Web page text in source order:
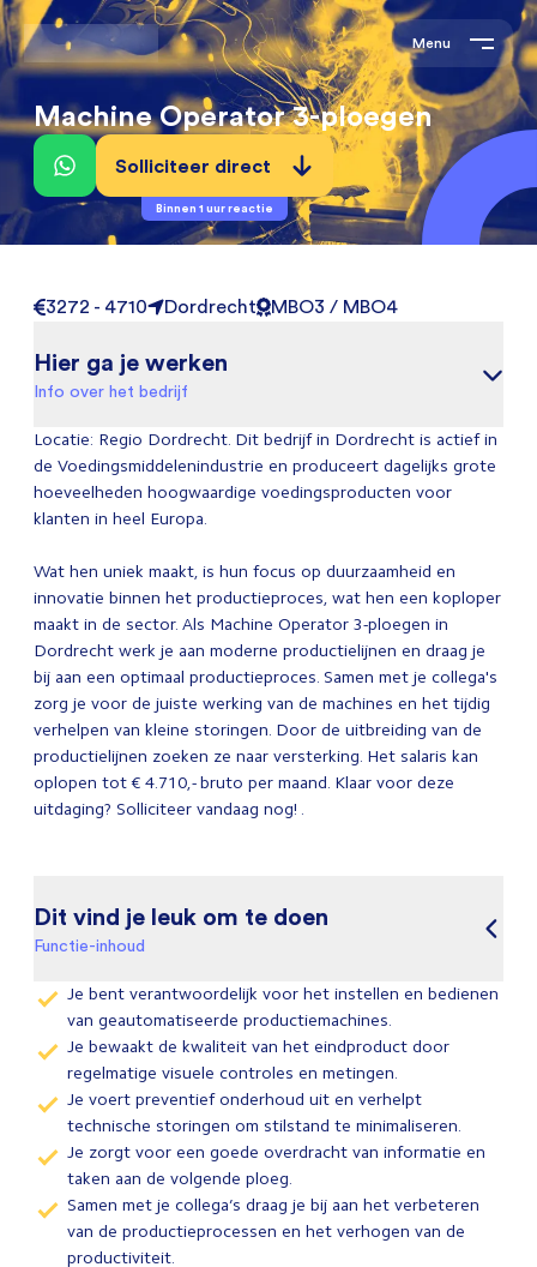
Menu
Machine Operator 3-ploegen
Solliciteer direct
Binnen 1 uur reactie
3272 - 4710 Dordrecht MBO3 / MBO4
Hier ga je werken
Info over het bedrijf
Locatie: Regio Dordrecht. Dit bedrijf in Dordrecht is actief in
de Voedingsmiddelenindustrie en produceert dagelijks grote
hoeveelheden hoogwaardige voedingsproducten voor
klanten in heel Europa.
Wat hen uniek maakt, is hun focus op duurzaamheid en
innovatie binnen het productieproces, wat hen een koploper
maakt in de sector. Als Machine Operator 3-ploegen in
Dordrecht werk je aan moderne productielijnen en draag je
bij aan een optimaal productieproces. Samen met je collega's
zorg je voor de juiste werking van de machines en het tijdig
verhelpen van kleine storingen. Door de uitbreiding van de
productielijnen zoeken ze naar versterking. Het salaris kan
oplopen tot € 4.710,- bruto per maand. Klaar voor deze
uitdaging? Solliciteer vandaag nog! .
Dit vind je leuk om te doen
Functie-inhoud
Je bent verantwoordelijk voor het instellen en bedienen
van geautomatiseerde productiemachines.
Je bewaakt de kwaliteit van het eindproduct door
regelmatige visuele controles en metingen.
Je voert preventief onderhoud uit en verhelpt
technische storingen om stilstand te minimaliseren.
Je zorgt voor een goede overdracht van informatie en
taken aan de volgende ploeg.
Samen met je collega’s draag je bij aan het verbeteren
van de productieprocessen en het verhogen van de
productiviteit.